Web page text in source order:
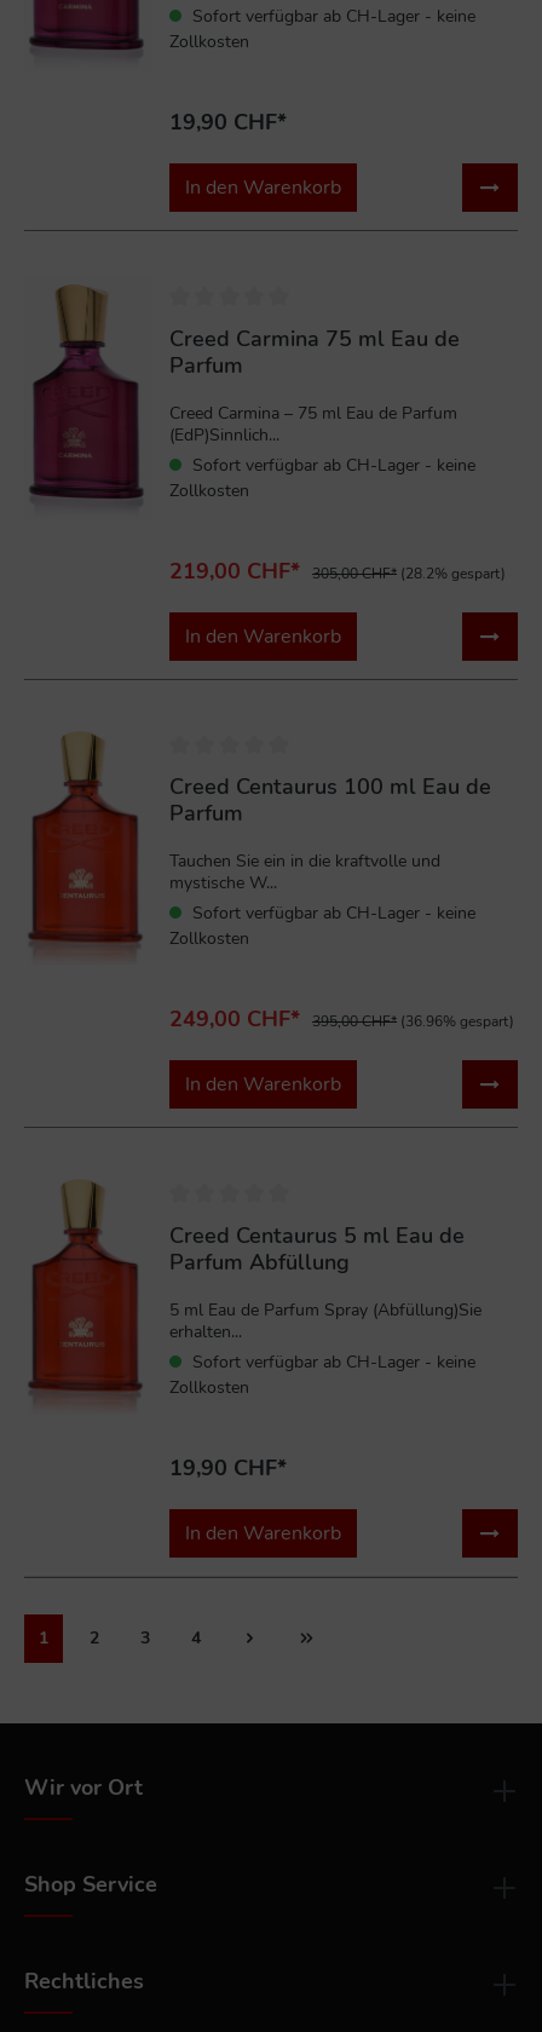
Sofort verfügbar ab CH-Lager - keine
Zollkosten
19,90 CHF*
In den Warenkorb
Creed Carmina 75 ml Eau de
Parfum
Creed Carmina – 75 ml Eau de Parfum
(EdP)Sinnlich...
Sofort verfügbar ab CH-Lager - keine
Zollkosten
219,00 CHF* 305,00 CHF* (28.2% gespart)
In den Warenkorb
Creed Centaurus 100 ml Eau de
Parfum
Tauchen Sie ein in die kraftvolle und
mystische W...
Sofort verfügbar ab CH-Lager - keine
Zollkosten
249,00 CHF* 395,00 CHF* (36.96% gespart)
In den Warenkorb
Creed Centaurus 5 ml Eau de
Parfum Abfüllung
5 ml Eau de Parfum Spray (Abfüllung)Sie
erhalten...
Sofort verfügbar ab CH-Lager - keine
Zollkosten
19,90 CHF*
In den Warenkorb
1 2 3 4
Wir vor Ort
Shop Service
Rechtliches